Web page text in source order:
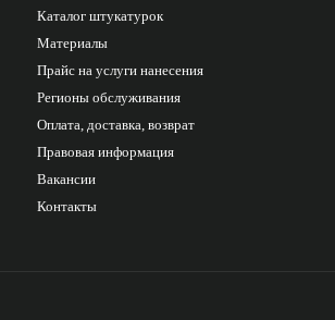
Каталог штукатурок
Материалы
Прайс на услуги нанесения
Регионы обслуживания
Оплата, доставка, возврат
Правовая информация
Вакансии
Контакты